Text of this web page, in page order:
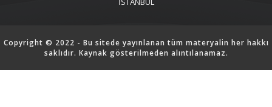
Copyright © 2022 - Bu sitede yayınlanan tüm materyalin her hakkı
saklıdır. Kaynak gösterilmeden alıntılanamaz.